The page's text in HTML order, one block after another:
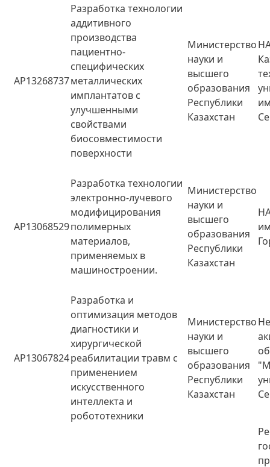
AP13268737
Разработка технологии
аддитивного
производства
пациентно-
специфических
металлических
имплантатов с
улучшенными
свойствами
биосовместимости
поверхности
Министерство
науки и
высшего
образования
Республики
Казахстан
AP13068529
Разработка технологии
электронно-лучевого
модифицирования
полимерных
материалов,
применяемых в
машиностроении.
Министерство
науки и
высшего
образования
Республики
Казахстан
AP13067824
Разработка и
оптимизация методов
диагностики и
хирургической
реабилитации травм с
применением
искусственного
интеллекта и
робототехники
Министерство
науки и
высшего
образования
Республики
Казахстан